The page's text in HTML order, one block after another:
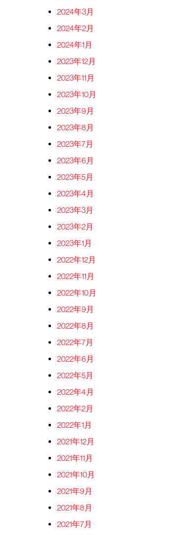
2024年3月
2024年2月
2024年1月
2023年12月
2023年11月
2023年10月
2023年9月
2023年8月
2023年7月
2023年6月
2023年5月
2023年4月
2023年3月
2023年2月
2023年1月
2022年12月
2022年11月
2022年10月
2022年9月
2022年8月
2022年7月
2022年6月
2022年5月
2022年4月
2022年2月
2022年1月
2021年12月
2021年11月
2021年10月
2021年9月
2021年8月
2021年7月